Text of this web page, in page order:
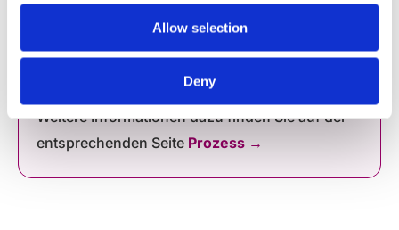
Allow selection
Deny
Weitere Informationen dazu finden Sie auf der
entsprechenden Seite Prozess →